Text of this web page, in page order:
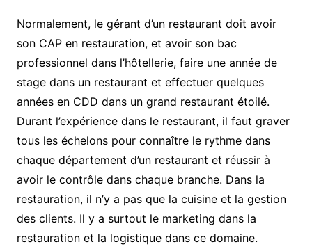
Normalement, le gérant d’un restaurant doit avoir
son CAP en restauration, et avoir son bac
professionnel dans l’hôtellerie, faire une année de
stage dans un restaurant et effectuer quelques
années en CDD dans un grand restaurant étoilé.
Durant l’expérience dans le restaurant, il faut graver
tous les échelons pour connaître le rythme dans
chaque département d’un restaurant et réussir à
avoir le contrôle dans chaque branche. Dans la
restauration, il n’y a pas que la cuisine et la gestion
des clients. Il y a surtout le marketing dans la
restauration et la logistique dans ce domaine.